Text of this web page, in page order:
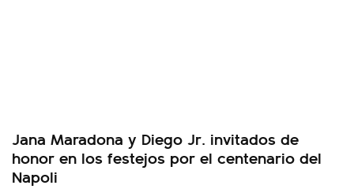
Jana Maradona y Diego Jr. invitados de
honor en los festejos por el centenario del
Napoli